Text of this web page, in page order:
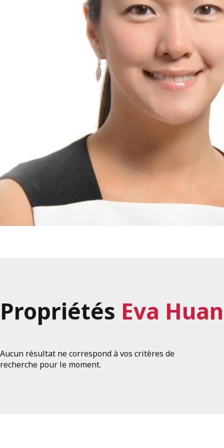
Propriétés Eva
Aucun résultat ne correspond à vos critères de
recherche pour le moment.